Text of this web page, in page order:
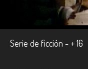
Serie de ficción - + 16